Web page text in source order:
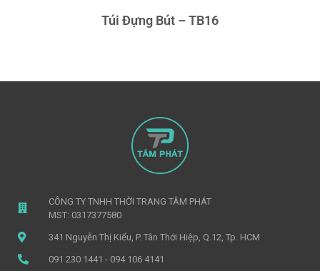
Túi Đựng Bút – TB16
CÔNG TY TNHH THỜI TRANG TÂM PHÁT
MST: 0317377580
341 Nguyễn Thị Kiểu, P. Tân Thới Hiệp, Q.12, Tp. HCM
091 230 1441 - 094 106 4141